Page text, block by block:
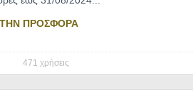
ΠΡΟΣΦΟΡΑ
471 χρήσεις